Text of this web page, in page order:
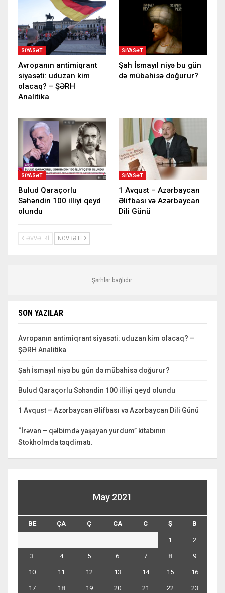
SIYASƏT
Avropanın antimiqrant
siyasəti: uduzan kim
olacaq? – ŞƏRH
Analitika
SIYASƏT
Şah İsmayıl niyə bu gün
də mübahisə doğurur?
SIYASƏT
Bulud Qaraçorlu
Səhəndin 100 illiyi qeyd
olundu
SIYASƏT
1 Avqust – Azərbaycan
Əlifbası və Azərbaycan
Dili Günü
ƏVVƏLKI NÖVBƏTI
Şərhlər bağlıdır.
SON YAZILAR
Avropanın antimiqrant siyasəti: uduzan kim olacaq? –
ŞƏRH Analitika
Şah İsmayıl niyə bu gün də mübahisə doğurur?
Bulud Qaraçorlu Səhəndin 100 illiyi qeyd olundu
1 Avqust – Azərbaycan Əlifbası və Azərbaycan Dili Günü
“İrəvan – qəlbimdə yaşayan yurdum” kitabının
Stokholmda təqdimatı.
May 2021
BE ÇA Ç CA C Ş B
1 2
3 4 5 6 7 8 9
10 11 12 13 14 15 16
17 18 19 20 21 22 23